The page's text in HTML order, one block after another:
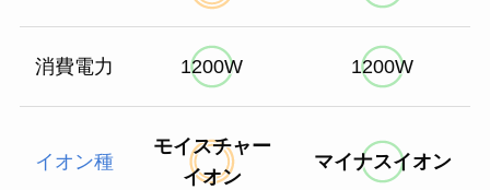
消費電力 1200W 1200W
イオン種
モイスチャー
イオン
マイナスイオン